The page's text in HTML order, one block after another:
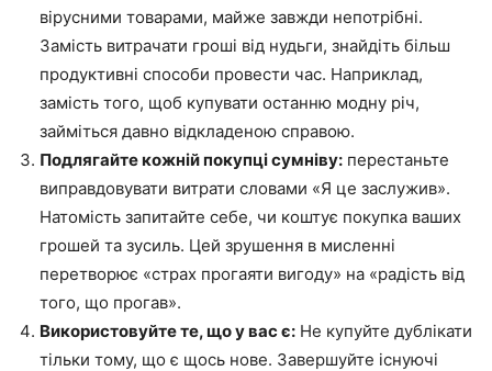
вірусними товарами, майже завжди непотрібні.
Замість витрачати гроші від нудьги, знайдіть більш
продуктивні способи провести час. Наприклад,
замість того, щоб купувати останню модну річ,
займіться давно відкладеною справою.
Подлягайте кожній покупці сумніву: перестаньте
виправдовувати витрати словами «Я це заслужив».
Натомість запитайте себе, чи коштує покупка ваших
грошей та зусиль. Цей зрушення в мисленні
перетворює «страх прогаяти вигоду» на «радість від
того, що прогав».
Використовуйте те, що у вас є: Не купуйте дублікати
тільки тому, що є щось нове. Завершуйте існуючі